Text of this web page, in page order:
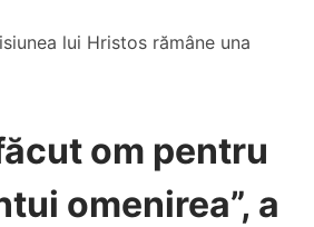
lui Hristos rămâne una
om pentru
omenirea”, a